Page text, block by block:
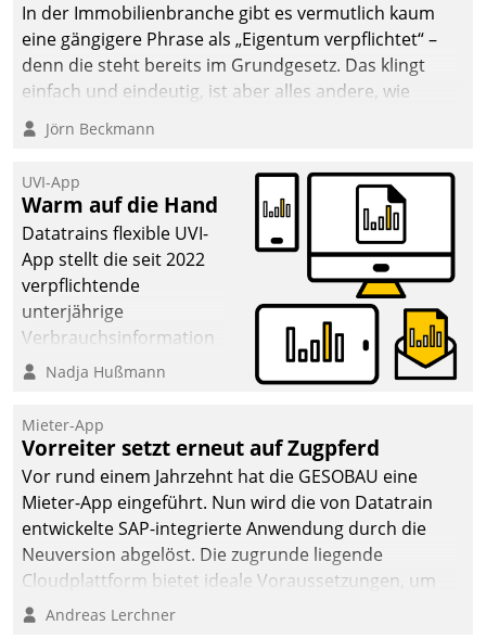
In der Immobilienbranche gibt es vermutlich kaum
eine gängigere Phrase als „Eigentum verpflichtet“ –
denn die steht bereits im Grundgesetz. Das klingt
einfach und eindeutig, ist aber alles andere, wie
Branchenbeschäftigte wissen. Denn mit der
Verantwortung folgen Verpflichtungen.
Jörn Beckmann
UVI-App
Warm auf die Hand
Datatrains flexible UVI-
App stellt die seit 2022
verpflichtende
unterjährige
Verbrauchsinformation
schnell, zuverlässig und
Die monatlichen
Mitteilungen zum
Heizungs- und
Wasserverbrauch gehen
automatisiert, vollständig
und auf Wunsch über
mehrere zuvor
Kommunikationswege bei
Nadja Hußmann
Mieter-App
Vorreiter setzt erneut auf Zugpferd
Vor rund einem Jahrzehnt hat die GESOBAU eine
Mieter-App eingeführt. Nun wird die von Datatrain
entwickelte SAP-integrierte Anwendung durch die
Neuversion abgelöst. Die zugrunde liegende
Cloudplattform bietet ideale Voraussetzungen, um
die Funktionalität der App zu erweitern und weitere
Andreas Lerchner